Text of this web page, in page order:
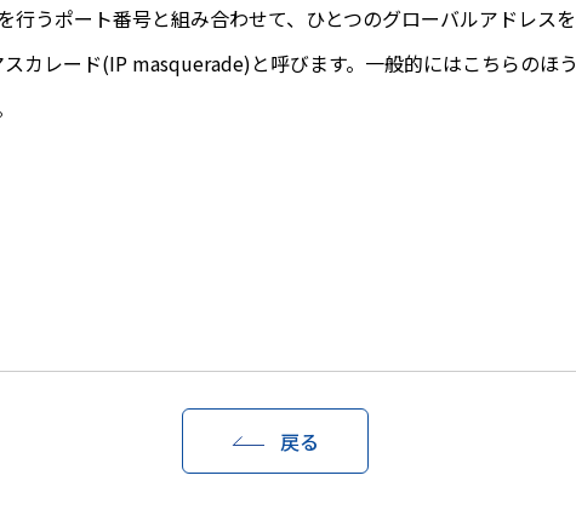
行うポート番号と組み合わせて、ひとつのグローバルアドレ
レード(IP masquerade)と呼びます。一般的にはこちらのほ
戻る